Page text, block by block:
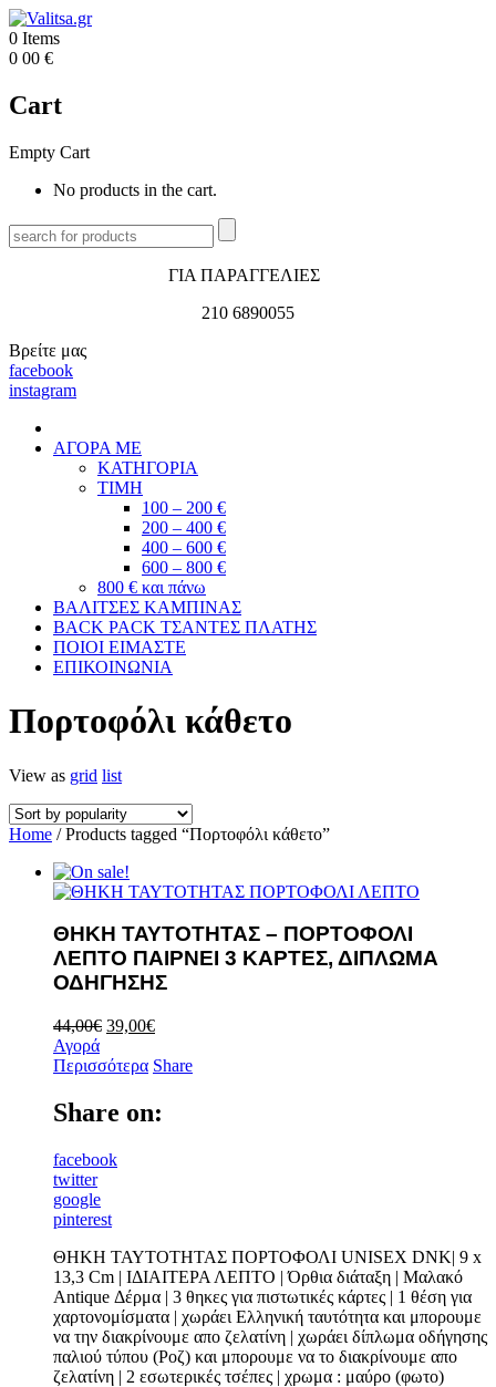
0 Items
0 00 €
Cart
Empty Cart
No products in the cart.
ΓΙΑ ΠΑΡΑΓΓΕΛΙΕΣ
210 6890055
Βρείτε μας
facebook
instagram
ΑΓΟΡΑ ΜΕ
ΚΑΤΗΓΟΡΙΑ
ΤΙΜΗ
100 – 200 €
200 – 400 €
400 – 600 €
600 – 800 €
800 € και πάνω
ΒΑΛΙΤΣΕΣ ΚΑΜΠΙΝΑΣ
BACK PACK ΤΣΑΝΤΕΣ ΠΛΑΤΗΣ
ΠΟΙΟΙ ΕΙΜΑΣΤΕ
ΕΠΙΚΟΙΝΩΝΙΑ
Πορτοφόλι κάθετο
View as grid list
Home / Products tagged “Πορτοφόλι κάθετο”
ΘΗΚΗ ΤΑΥΤΟΤΗΤΑΣ – ΠΟΡΤΟΦΟΛΙ
ΛΕΠΤΟ ΠΑΙΡΝΕΙ 3 ΚΑΡΤΕΣ, ΔΙΠΛΩΜΑ
ΟΔΗΓΗΣΗΣ
44,00€ 39,00€
Αγορά
Περισσότερα Share
Share on:
facebook
twitter
google
pinterest
ΘΗΚΗ ΤΑΥΤΟΤΗΤΑΣ ΠΟΡΤΟΦΟΛΙ UNISEX DNK| 9 x
13,3 Cm | ΙΔΙΑΙΤΕΡΑ ΛΕΠΤΟ | Όρθια διάταξη | Μαλακό
Antique Δέρμα | 3 θηκες για πιστωτικές κάρτες | 1 θέση για
χαρτονομίσματα | χωράει Ελληνική ταυτότητα και μπορουμε
να την διακρίνουμε απο ζελατίνη | χωράει δίπλωμα οδήγησης
παλιού τύπου (Poζ) και μπορουμε να το διακρίνουμε απο
ζελατίνη | 2 εσωτερικές τσέπες | χρωμα : μαύρο (φωτο)